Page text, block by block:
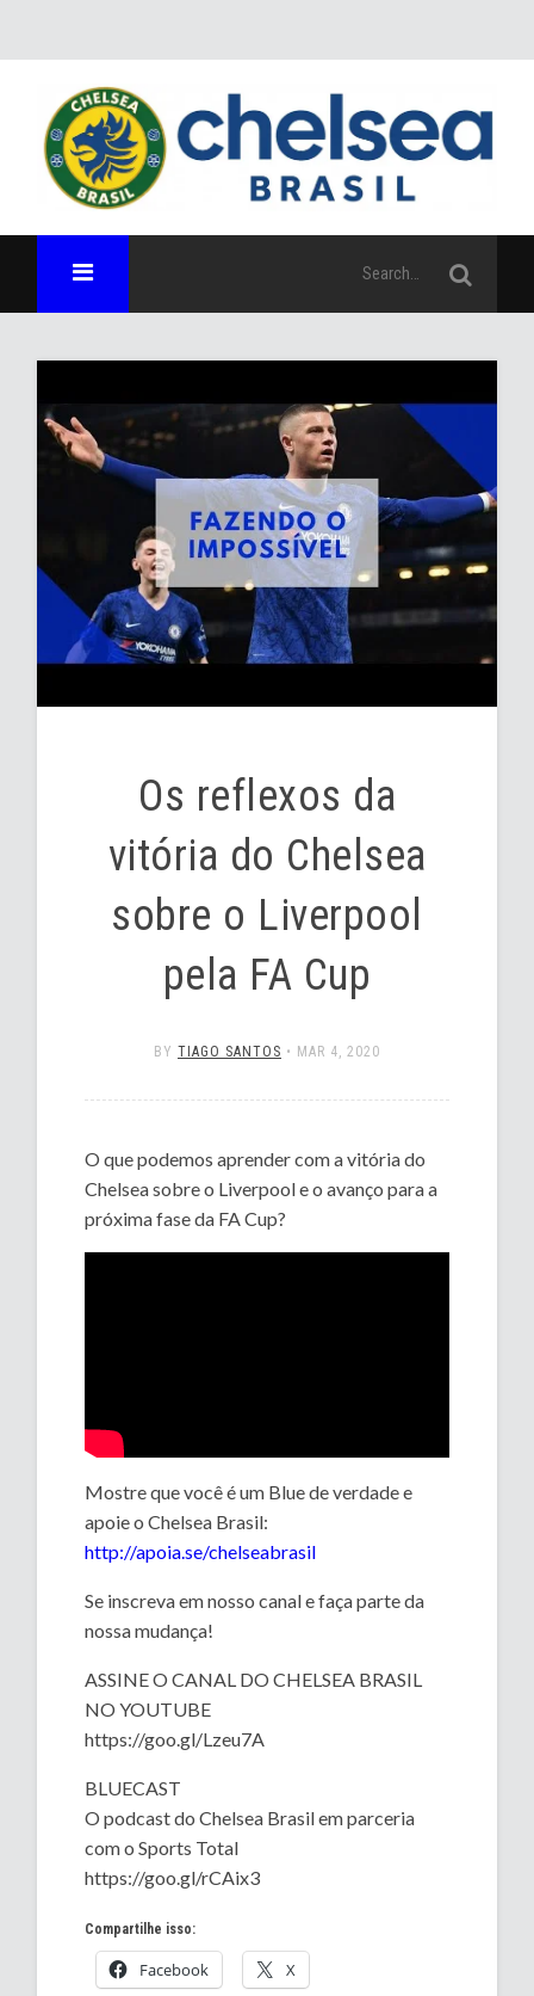
Os reflexos da
vitória do Chelsea
sobre o Liverpool
pela FA Cup
BY TIAGO SANTOS • MAR 4, 2020
O que podemos aprender com a vitória do
Chelsea sobre o Liverpool e o avanço para a
próxima fase da FA Cup?
Mostre que você é um Blue de verdade e
apoie o Chelsea Brasil:
http://apoia.se/chelseabrasil
Se inscreva em nosso canal e faça parte da
nossa mudança!
ASSINE O CANAL DO CHELSEA BRASIL
NO YOUTUBE
https://goo.gl/Lzeu7A
BLUECAST
O podcast do Chelsea Brasil em parceria
com o Sports Total
https://goo.gl/rCAix3
Compartilhe isso:
Facebook X